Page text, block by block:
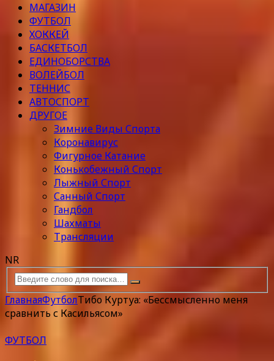
МАГАЗИН
ФУТБОЛ
ХОККЕЙ
БАСКЕТБОЛ
ЕДИНОБОРСТВА
ВОЛЕЙБОЛ
ТЕННИС
АВТОСПОРТ
ДРУГОЕ
Зимние Виды Спорта
Коронавирус
Фигурное Катание
Конькобежный Спорт
Лыжный Спорт
Санный Спорт
Гандбол
Шахматы
Трансляции
NR
ГлавнаяФутболТибо Куртуа: «Бессмысленно меня
сравнить с Касильясом»
ФУТБОЛ